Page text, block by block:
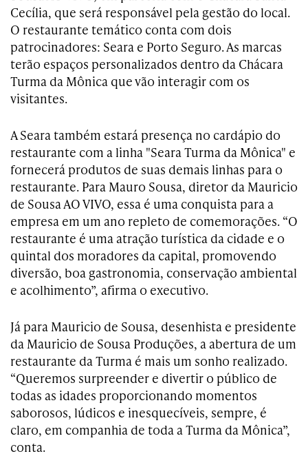
Cecília, que será responsável pela gestão do local.
O restaurante temático conta com dois
patrocinadores: Seara e Porto Seguro. As marcas
terão espaços personalizados dentro da Chácara
Turma da Mônica que vão interagir com os
visitantes.
A Seara também estará presença no cardápio do
restaurante com a linha "Seara Turma da Mônica" e
fornecerá produtos de suas demais linhas para o
restaurante. Para Mauro Sousa, diretor da Mauricio
de Sousa AO VIVO, essa é uma conquista para a
empresa em um ano repleto de comemorações. “O
restaurante é uma atração turística da cidade e o
quintal dos moradores da capital, promovendo
diversão, boa gastronomia, conservação ambiental
e acolhimento”, afirma o executivo.
Já para Mauricio de Sousa, desenhista e presidente
da Mauricio de Sousa Produções, a abertura de um
restaurante da Turma é mais um sonho realizado.
“Queremos surpreender e divertir o público de
todas as idades proporcionando momentos
saborosos, lúdicos e inesquecíveis, sempre, é
claro, em companhia de toda a Turma da Mônica”,
conta.